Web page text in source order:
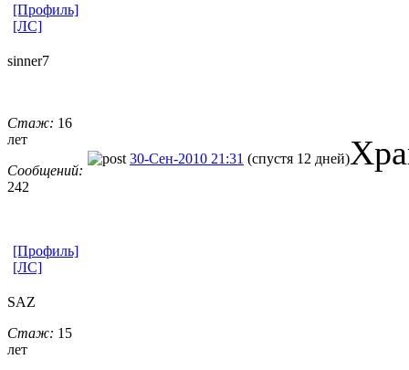
[Профиль]
[ЛС]
sinner7
Стаж: 16
лет
Сообщений:
242
30-Сен-2010 21:31 (спустя 12 дней)
[Профиль]
[ЛС]
SAZ
Стаж: 15
лет